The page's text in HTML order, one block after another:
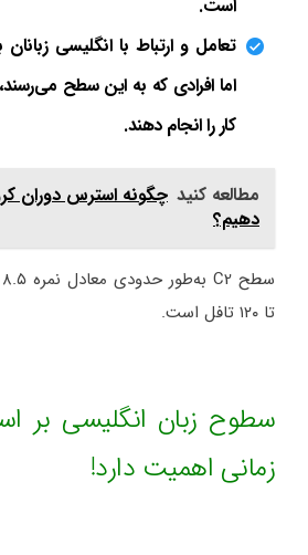
است.
تعامل و ارتباط با انگلیسی
اما افرادی که به این سطح
کار را انجام دهند.
مطالعه کنید چگونه استرس دوران
دهیم؟
تا ۱۲۰ تافل است.
زمانی اهمیت دارد!